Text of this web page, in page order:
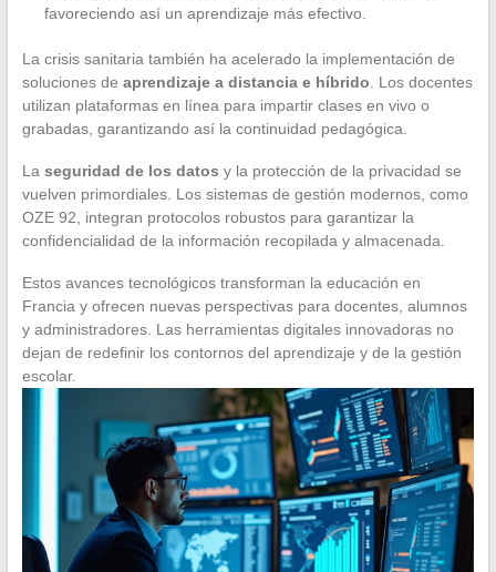
favoreciendo así un aprendizaje más efectivo.
La crisis sanitaria también ha acelerado la implementación de
soluciones de aprendizaje a distancia e híbrido . Los docentes
utilizan plataformas en línea para impartir clases en vivo o
grabadas, garantizando así la continuidad pedagógica.
La seguridad de los datos y la protección de la privacidad se
vuelven primordiales. Los sistemas de gestión modernos, como
OZE 92, integran protocolos robustos para garantizar la
confidencialidad de la información recopilada y almacenada.
Estos avances tecnológicos transforman la educación en
Francia y ofrecen nuevas perspectivas para docentes, alumnos
y administradores. Las herramientas digitales innovadoras no
dejan de redefinir los contornos del aprendizaje y de la gestión
escolar.